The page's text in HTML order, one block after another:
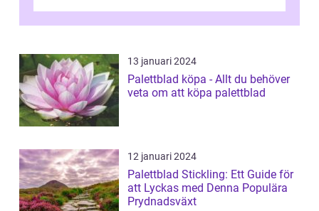
prydnadsväx...
13 januari 2024
Palettblad köpa - Allt du behöver
veta om att köpa palettblad
12 januari 2024
Palettblad Stickling: Ett Guide för
att Lyckas med Denna Populära
Prydnadsväxt